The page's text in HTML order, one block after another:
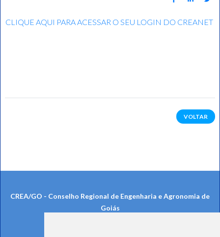
CLIQUE AQUI PARA ACESSAR O SEU LOGIN DO CREANET
VOLTAR
CREA/GO - Conselho Regional de Engenharia e Agronomia de
Goiás